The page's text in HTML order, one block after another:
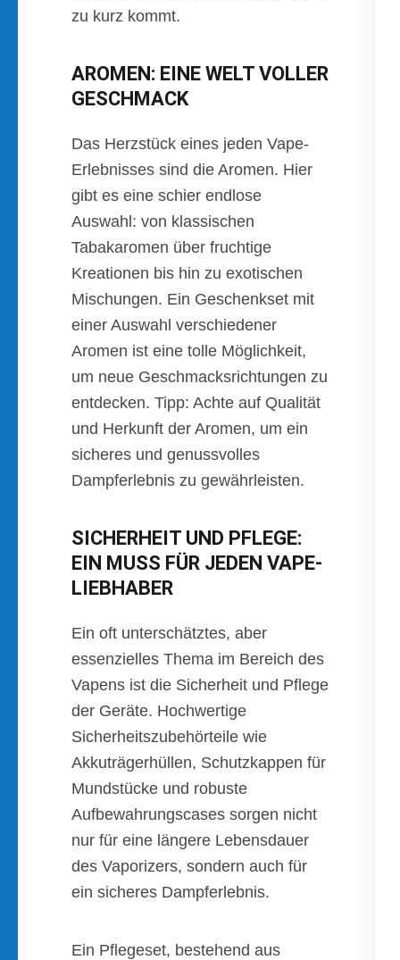
zu kurz kommt.
AROMEN: EINE WELT VOLLER
GESCHMACK
Das Herzstück eines jeden Vape-
Erlebnisses sind die Aromen. Hier
gibt es eine schier endlose
Auswahl: von klassischen
Tabakaromen über fruchtige
Kreationen bis hin zu exotischen
Mischungen. Ein Geschenkset mit
einer Auswahl verschiedener
Aromen ist eine tolle Möglichkeit,
um neue Geschmacksrichtungen zu
entdecken. Tipp: Achte auf Qualität
und Herkunft der Aromen, um ein
sicheres und genussvolles
Dampferlebnis zu gewährleisten.
SICHERHEIT UND PFLEGE:
EIN MUSS FÜR JEDEN VAPE-
LIEBHABER
Ein oft unterschätztes, aber
essenzielles Thema im Bereich des
Vapens ist die Sicherheit und Pflege
der Geräte. Hochwertige
Sicherheitszubehörteile wie
Akkuträgerhüllen, Schutzkappen für
Mundstücke und robuste
Aufbewahrungscases sorgen nicht
nur für eine längere Lebensdauer
des Vaporizers, sondern auch für
ein sicheres Dampferlebnis.
Ein Pflegeset, bestehend aus